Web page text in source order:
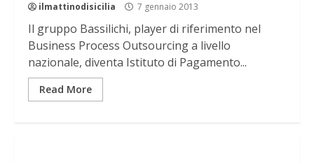
ilmattinodisicilia 7 gennaio 2013
Il gruppo Bassilichi, player di riferimento nel
Business Process Outsourcing a livello
nazionale, diventa Istituto di Pagamento...
Read More